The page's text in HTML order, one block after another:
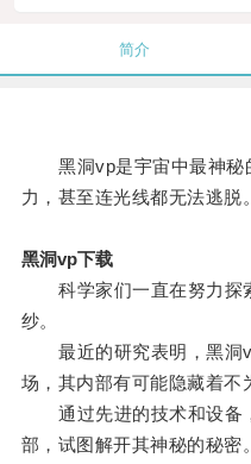
简介
黑洞vp是宇宙中最神秘
力，甚至连光线都无法逃脱。
黑洞vp下载
科学家们一直在努力探
纱。
最近的研究表明，黑洞
场，其内部有可能隐藏着不
通过先进的技术和设备
部，试图解开其神秘的秘密。